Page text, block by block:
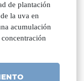
de plantación
la uva en
acumulación